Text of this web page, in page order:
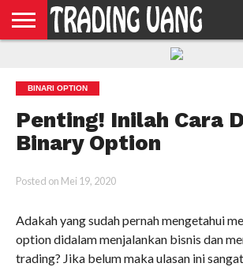
BINARI OPTION
Penting! Inilah Cara
Binary Option
Posted on Mei 19, 2020
Adakah yang sudah pernah mengetahui
option didalam menjalankan bisnis dan
trading? Jika belum maka ulasan ini